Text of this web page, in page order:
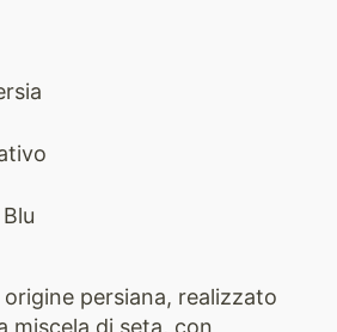
persiana, realizzato
miscela di seta, con